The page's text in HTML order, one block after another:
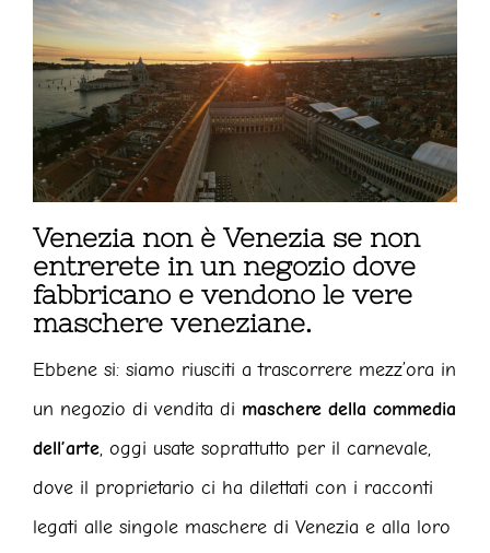
Venezia non è Venezia se non
entrerete in un negozio dove
fabbricano e vendono le vere
maschere veneziane.
Ebbene si: siamo riusciti a trascorrere mezz’ora in
un negozio di vendita di maschere della commedia
dell’arte, oggi usate soprattutto per il carnevale,
dove il proprietario ci ha dilettati con i racconti
legati alle singole maschere di Venezia e alla loro